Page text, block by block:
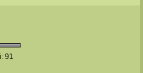
91